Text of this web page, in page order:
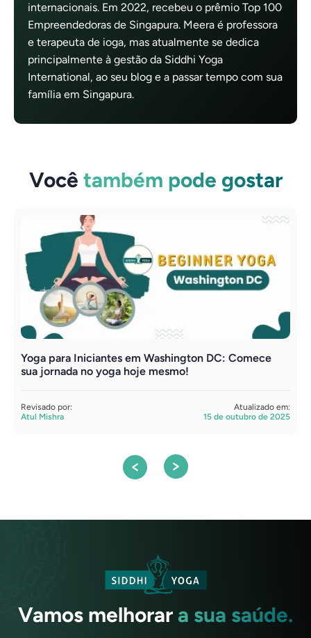
internacionais. Em 2022, recebeu o prêmio Top 100
Empreendedoras de Singapura. Meera é professora
e terapeuta de ioga, mas atualmente se dedica
principalmente à gestão da Siddhi Yoga
International, ao seu blog e a passar tempo com sua
família em Singapura.
Você também pode gostar
Yoga para Iniciantes em Washington DC: Comece
sua jornada no yoga hoje mesmo!
Revisado por:
Atul Mishra
Atualizado em:
15 de outubro de 2025
Vamos melhorar a sua saúde.